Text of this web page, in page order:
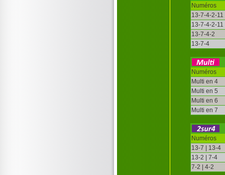
Numéros
13-7-4-2-11
13-7-4-2-11
13-7-4-2
13-7-4
Numéros
Multi en 4
Multi en 5
Multi en 6
Multi en 7
Numéros
13-7 | 13-4
13-2 | 7-4
7-2 | 4-2